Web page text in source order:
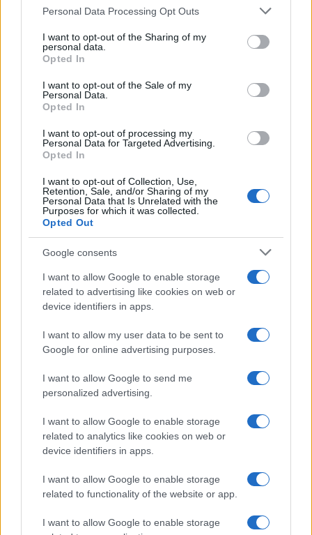
Please note that this website/app uses one or more Google
not limited to your visit or usage behaviour. You may click to
grant or deny consent to Google and its third-party tags to
use your data for below specified purposes in below Google
consent section.
Personal Data Processing Opt Outs
I want to opt-out of the Sharing of my
personal data.
Opted In
I want to opt-out of the Sale of my
Personal Data.
Opted In
I want to opt-out of processing my
Personal Data for Targeted Advertising.
Opted In
I want to opt-out of Collection, Use,
Retention, Sale, and/or Sharing of my
Personal Data that Is Unrelated with the
Purposes for which it was collected.
Opted Out
Google consents
I want to allow Google to enable storage
related to advertising like cookies on web or
device identifiers in apps.
I want to allow my user data to be sent to
Google for online advertising purposes.
I want to allow Google to send me
personalized advertising.
I want to allow Google to enable storage
related to analytics like cookies on web or
device identifiers in apps.
I want to allow Google to enable storage
related to functionality of the website or app.
I want to allow Google to enable storage
Ukrajna esélye a győzelemre
2023. május 11.
Magyarország kiáll a terroristák
által bombázott Izrael mellett
2023. május 11.
Konzervatív sztárriporter
készített interjút Köves Slomóval